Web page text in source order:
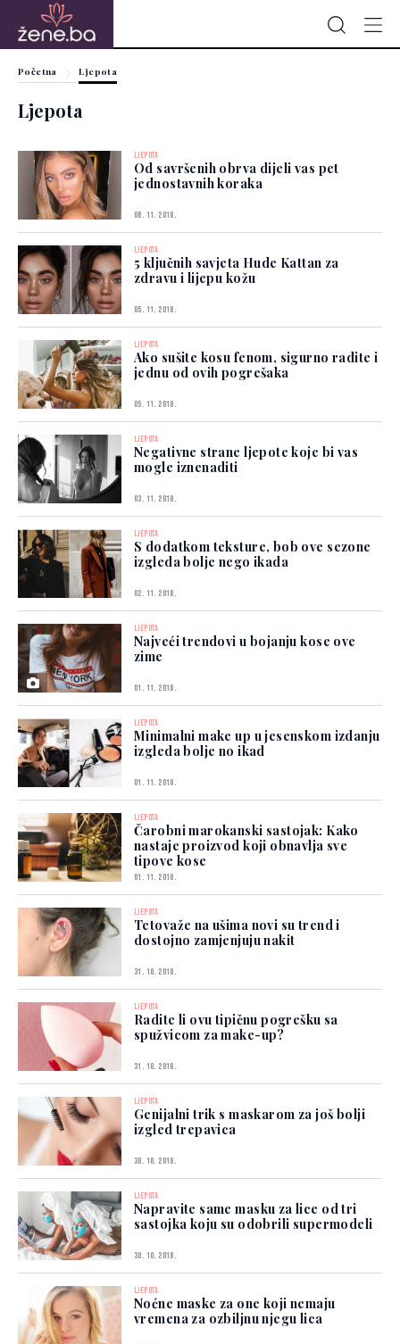
Početna Ljepota
Ljepota
LJEPOTA
Od savršenih obrva dijeli vas pet
jednostavnih koraka
06. 11. 2018.
LJEPOTA
5 ključnih savjeta Hude Kattan za
zdravu i lijepu kožu
05. 11. 2018.
LJEPOTA
Ako sušite kosu fenom, sigurno radite i
jednu od ovih pogrešaka
05. 11. 2018.
LJEPOTA
Negativne strane ljepote koje bi vas
mogle iznenaditi
03. 11. 2018.
LJEPOTA
S dodatkom teksture, bob ove sezone
izgleda bolje nego ikada
02. 11. 2018.
LJEPOTA
Najveći trendovi u bojanju kose ove
zime
01. 11. 2018.
LJEPOTA
Minimalni make up u jesenskom izdanju
izgleda bolje no ikad
01. 11. 2018.
LJEPOTA
Čarobni marokanski sastojak: Kako
nastaje proizvod koji obnavlja sve
tipove kose
01. 11. 2018.
LJEPOTA
Tetovaže na ušima novi su trend i
dostojno zamjenjuju nakit
31. 10. 2018.
LJEPOTA
Radite li ovu tipičnu pogrešku sa
spužvicom za make-up?
31. 10. 2018.
LJEPOTA
Genijalni trik s maskarom za još bolji
izgled trepavica
30. 10. 2018.
LJEPOTA
Napravite same masku za lice od tri
sastojka koju su odobrili supermodeli
30. 10. 2018.
LJEPOTA
Noćne maske za one koji nemaju
vremena za ozbiljnu njegu lica